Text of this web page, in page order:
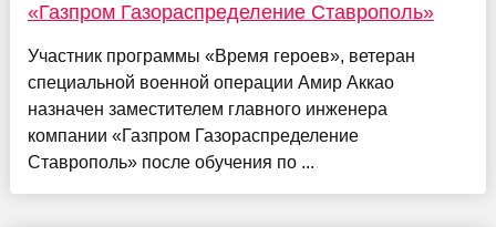
«Газпром Газораспределение Ставрополь»
Участник программы «Время героев», ветеран
специальной военной операции Амир Аккао
назначен заместителем главного инженера
компании «Газпром Газораспределение
Ставрополь» после обучения по ...